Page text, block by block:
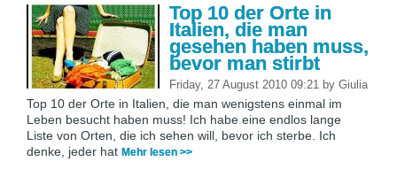
Top 10 der Orte in
Italien, die man
gesehen haben muss,
bevor man stirbt
Friday, 27 August 2010 09:21 by Giulia
Top 10 der Orte in Italien, die man wenigstens einmal im
Leben besucht haben muss! Ich habe eine endlos lange
Liste von Orten, die ich sehen will, bevor ich sterbe. Ich
denke, jeder hat Mehr lesen >>